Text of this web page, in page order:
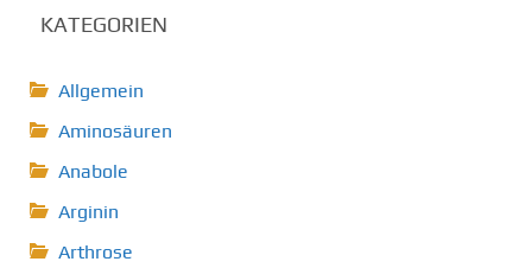
KATEGORIEN
Allgemein
Aminosäuren
Anabole
Arginin
Arthrose